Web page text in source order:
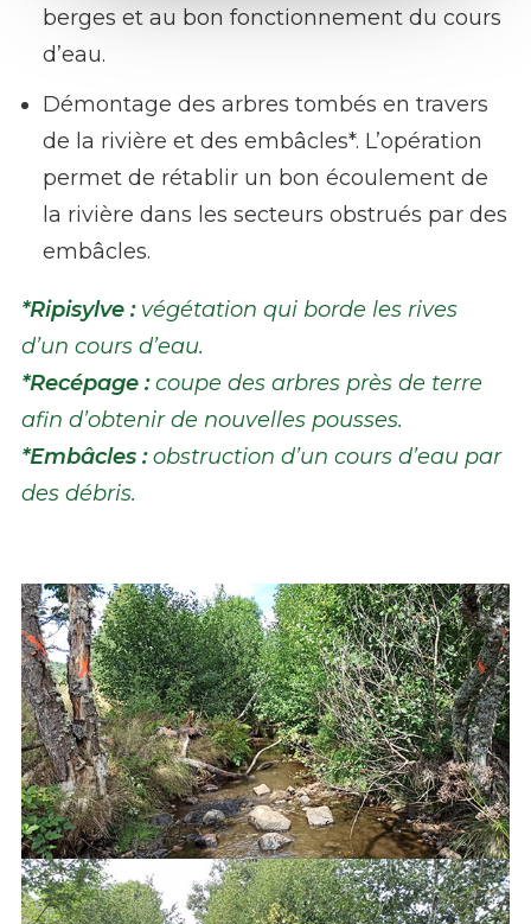
berges et au bon fonctionnement du cours
d’eau.
Démontage des arbres tombés en travers
de la rivière et des embâcles*. L’opération
permet de rétablir un bon écoulement de
la rivière dans les secteurs obstrués par des
embâcles.
*Ripisylve :végétation qui borde les rives
d’un cours d’eau.
*Recépage :coupe des arbres près de terre
afin d’obtenir de nouvelles pousses.
*Embâcles :obstruction d’un cours d’eau par
des débris.
Avant travaux sur la Cabre - août 2022 -
PNR Aubrac